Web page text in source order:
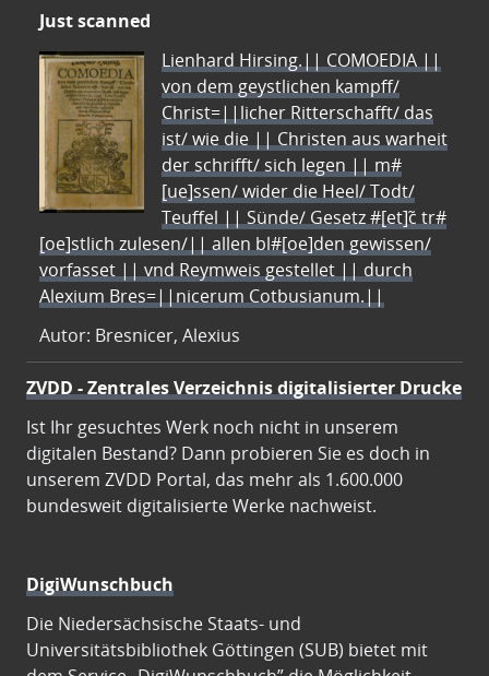
Just scanned
Lienhard Hirsing.|| COMOEDIA ||
von dem geystlichen kampff/
Christ=||licher Ritterschafft/ das
ist/ wie die || Christen aus warheit
der schrifft/ sich legen || m#
[ue]ssen/ wider die Heel/ Todt/
Teuffel || Sünde/ Gesetz #[et]c̃ tr#
[oe]stlich zulesen/|| allen bl#[oe]den gewissen/
vorfasset || vnd Reymweis gestellet || durch
Alexium Bres=||nicerum Cotbusianum.||
Autor: Bresnicer, Alexius
ZVDD - Zentrales Verzeichnis digitalisierter Drucke
Ist Ihr gesuchtes Werk noch nicht in unserem
digitalen Bestand? Dann probieren Sie es doch in
unserem ZVDD Portal, das mehr als 1.600.000
bundesweit digitalisierte Werke nachweist.
DigiWunschbuch
Die Niedersächsische Staats- und
Universitätsbibliothek Göttingen (SUB) bietet mit